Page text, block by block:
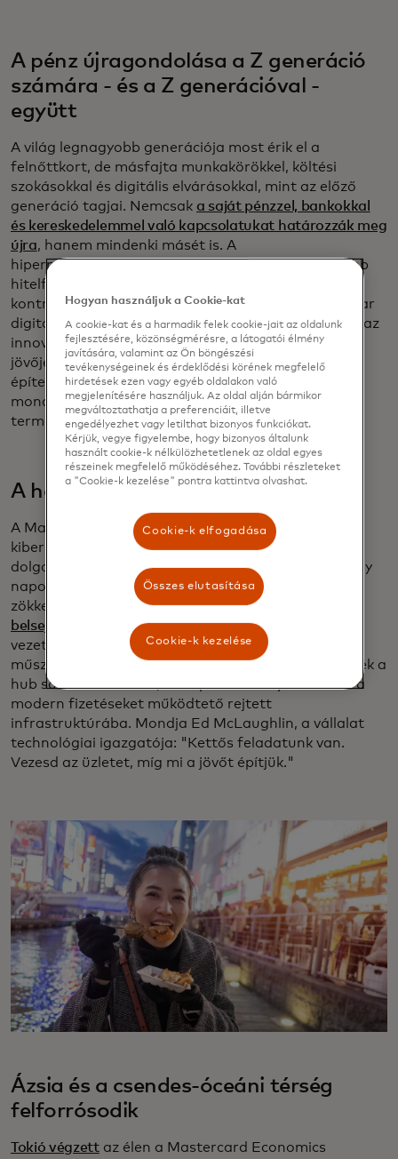
A pénz újragondolása a Z generáció
számára - és a Z generációval -
együtt
A világ legnagyobb generációja most érik el a
felnőttkort, de másfajta munkakörökkel, költési
szokásokkal és digitális elvárásokkal, mint az előző
generáció tagjai. Nemcsak a saját pénzzel, bankokkal
és kereskedelemmel való kapcsolatukat határozzák meg
újra, hanem mindenki másét is. A
hiperperszonalizációtól kezdve a felelősségteljesebb
hitelfelvételen át az előfizetések feletti nagyobb
kontrollig a Z generáció a saját feltételei szerint akar
digitális élményeket, és az iparágnak folytatnia kell az
innovációt, hogy lépést tartson vele. "A pénzügyek
jövője azoké, akik figyelnek, fejlődnek és együtt
építenek ezzel a generációval, nem csak nekik" -
mondja Bunita Sawhney, a Mastercard fogyasztói
termékekért felelős vezetője.
A hálózaton belülre lépés
A Mastercard St. Louis-i Tech Hubjában mérnökök,
kiberbiztonsági csapatok és megfigyelő személyzet
dolgozik éjjel-nappal, hogy a vállalat hálózata, amely
naponta több százmillió tranzakciót hajt végre,
zökkenőmentesen működjön.Bejártuk a campus
belsejét
, az Energia Központ szivárványszínű
vezetékeitől a Mission Control globális riasztási
műszerfalain át a békés tóig, amely csak egy tartalék a
hub sok tartalékának, és bepillantást nyerhettünk a
modern fizetéseket működtető rejtett
infrastruktúrába. Mondja Ed McLaughlin, a vállalat
technológiai igazgatója: "Kettős feladatunk van.
Vezesd az üzletet, míg mi a jövőt építjük."
Ázsia és a csendes-óceáni térség
felforrósodik
Tokió végzettaz élen a Mastercard Economics
Hogyan használjuk a Cookie-kat
A cookie-kat és a harmadik felek cookie-jait az oldalunk
fejlesztésére, közönségmérésre, a látogatói élmény
javítására, valamint az Ön böngészési
tevékenységeinek és érdeklődési körének megfelelő
hirdetések ezen vagy egyéb oldalakon való
megjelenítésére használjuk. Az oldal alján bármikor
megváltoztathatja a preferenciáit, illetve
engedélyezhet vagy letilthat bizonyos funkciókat.
Kérjük, vegye figyelembe, hogy bizonyos általunk
használt cookie-k nélkülözhetetlenek az oldal egyes
részeinek megfelelő működéséhez. További részleteket
a "Cookie-k kezelése" pontra kattintva olvashat.
Cookie-k elfogadása
Összes elutasítása
Cookie-k kezelése